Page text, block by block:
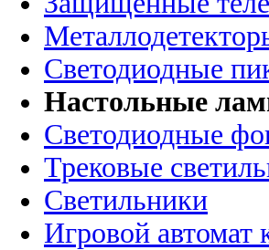
Светодиодные
Настольные
Светодиодные
Трековые
Светильники
Игровой